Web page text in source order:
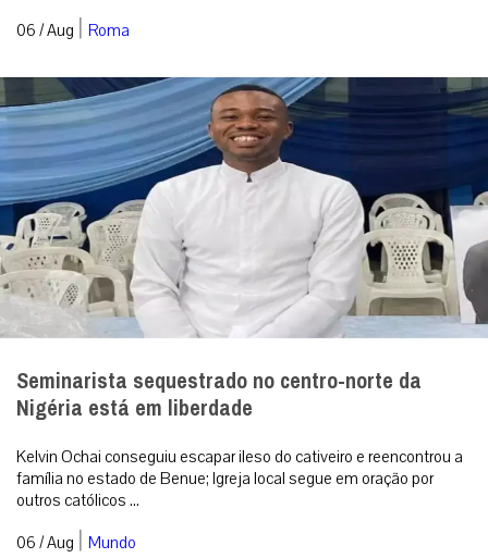
06 / Aug | Roma
Seminarista sequestrado no centro-norte da
Nigéria está em liberdade
Kelvin Ochai conseguiu escapar ileso do cativeiro e reencontrou a
família no estado de Benue; Igreja local segue em oração por
outros católicos ...
06 / Aug | Mundo